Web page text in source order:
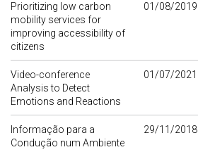
Prioritizing low carbon
mobility services for
improving accessibility of
citizens
01/08/2019
Video-conference
Analysis to Detect
Emotions and Reactions
01/07/2021
Informação para a
Condução num Ambiente
29/11/2018